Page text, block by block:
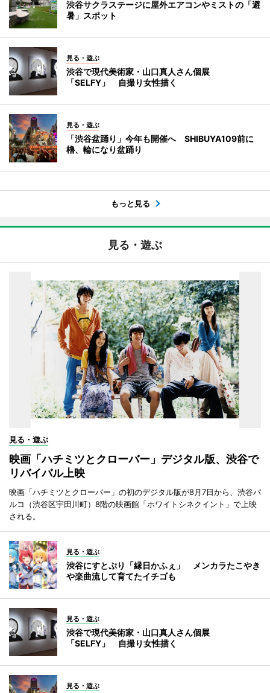
渋谷サクラステージに屋外エアコンやミストの「避
暑」スポット
見る・遊ぶ
渋谷で現代美術家・山口真人さん個展
「SELFY」 自撮り女性描く
見る・遊ぶ
「渋谷盆踊り」今年も開催へ SHIBUYA109前に
櫓、輪になり盆踊り
もっと見る
見る・遊ぶ
見る・遊ぶ
映画「ハチミツとクローバー」デジタル版、渋谷で
リバイバル上映
映画「ハチミツとクローバー」の初のデジタル版が8月7日から、渋谷パ
ルコ（渋谷区宇田川町）8階の映画館「ホワイトシネクイント」で上映
される。
見る・遊ぶ
渋谷にすとぷり「縁日かふぇ」 メンカラたこやき
や楽曲流して育てたイチゴも
見る・遊ぶ
渋谷で現代美術家・山口真人さん個展
「SELFY」 自撮り女性描く
見る・遊ぶ